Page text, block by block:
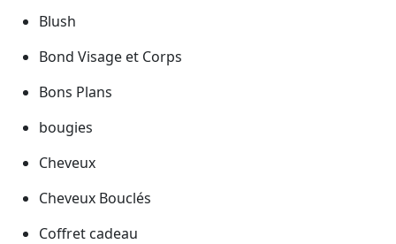
Blush
Bond Visage et Corps
Bons Plans
bougies
Cheveux
Cheveux Bouclés
Coffret cadeau